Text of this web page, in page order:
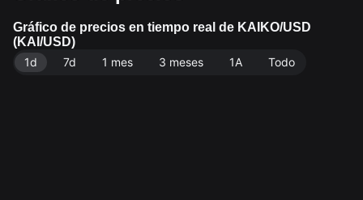
Gráfico de precios en tiempo real de KAIKO/USD
(KAI/USD)
1d
7d 1 mes 3 meses 1A Todo